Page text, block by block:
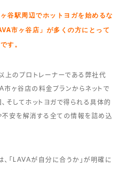
谷駅周辺でホットヨガを始めるな
市ヶ谷店」が多くの方にとって
す。
上のプロトレーナーである弊社代
市ヶ谷店の料金プランからネットで
そしてホットヨガで得られる具体的
不安を解消する全ての情報を詰め込
「LAVAが自分に合うか」が明確に